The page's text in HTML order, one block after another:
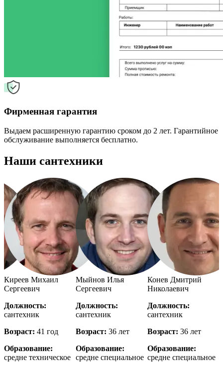
Фирменная гарантия
Выдаем расширенную гарантию сроком до 2 лет. Гарантийное
обслуживание выполняется бесплатно.
Наши сантехники
Киреев Михаил
Сергеевич
Должность:
сантехник
Возраст: 41 год
Образование:
средне техническое
Мыйнов Илья
Сергеевич
Должность:
сантехник
Возраст: 36 лет
Образование:
средне специальное
Конев Дмитрий
Николаевич
Должность:
сантехник
Возраст: 36 лет
Образование:
средне специальное